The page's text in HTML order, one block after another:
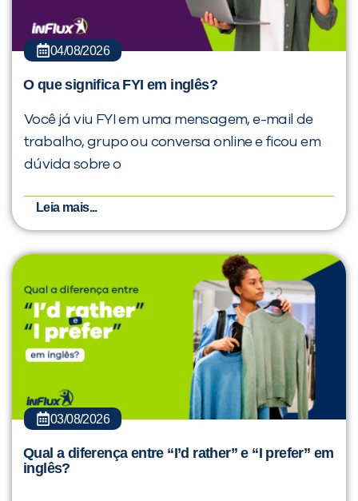
04/08/2026
O que significa FYI em inglês?
Você já viu FYI em uma mensagem, e-mail de
trabalho, grupo ou conversa online e ficou em
dúvida sobre o
Leia mais...
03/08/2026
Qual a diferença entre “I’d rather” e “I prefer” em
inglês?